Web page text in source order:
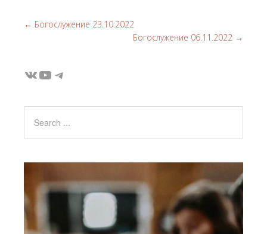
← Богослужение 23.10.2022
Богослужение 06.11.2022 →
ВКонтакте
YouTube
Telegram